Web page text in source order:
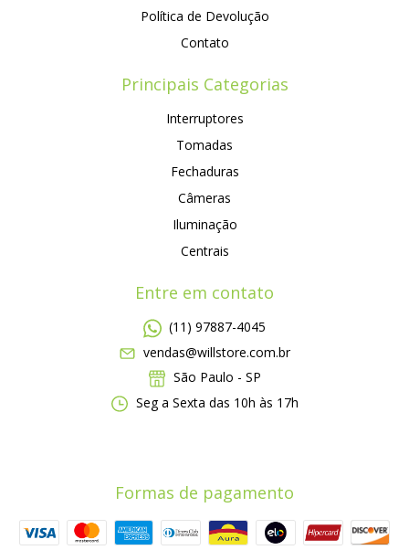
Política de Devolução
Contato
Principais Categorias
Interruptores
Tomadas
Fechaduras
Câmeras
Iluminação
Centrais
Entre em contato
(11) 97887-4045
vendas@willstore.com.br
São Paulo - SP
Seg a Sexta das 10h às 17h
Formas de pagamento